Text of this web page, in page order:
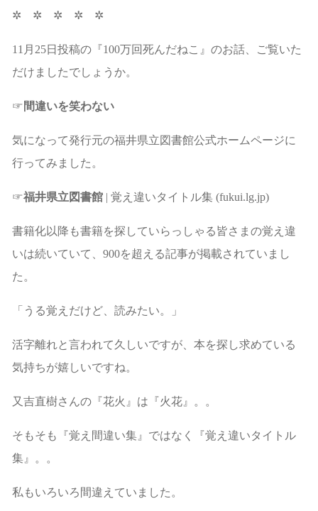
✲ ✲ ✲ ✲ ✲
11月25日投稿の『100万回死んだねこ』のお話、ご覧いた
だけましたでしょうか。
☞間違いを笑わない
気になって発行元の福井県立図書館公式ホームページに
行ってみました。
☞福井県立図書館| 覚え違いタイトル集 (fukui.lg.jp)
書籍化以降も書籍を探していらっしゃる皆さまの覚え違
いは続いていて、900を超える記事が掲載されていまし
た。
「うる覚えだけど、読みたい。」
活字離れと言われて久しいですが、本を探し求めている
気持ちが嬉しいですね。
又吉直樹さんの『花火』は『火花』。。
そもそも『覚え間違い集』ではなく『覚え違いタイトル
集』。。
私もいろいろ間違えていました。